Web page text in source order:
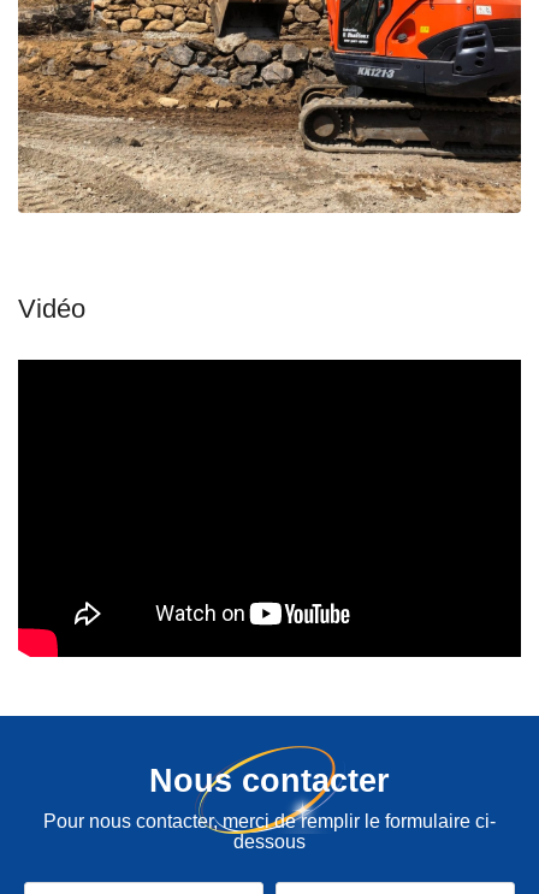
Nous contacter
Pour nous contacter, merci de remplir le formulaire ci-
dessous